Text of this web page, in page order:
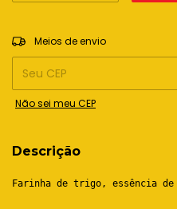
Entregas para o CEP:
Meios de envio
Não sei meu CEP
Descrição
Farinha de trigo, essência de